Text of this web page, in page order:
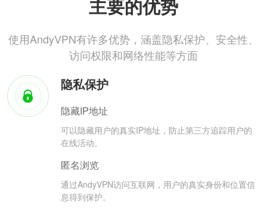
主要的优势
使用AndyVPN有许多优势，涵盖隐私保护、安全性、
访问权限和网络性能等方面
隐私保护
隐藏IP地址
可以隐藏用户的真实IP地址，防止第三方追踪用户的
在线活动。
匿名浏览
通过AndyVPN访问互联网，用户的真实身份和位置信
息得到保护。